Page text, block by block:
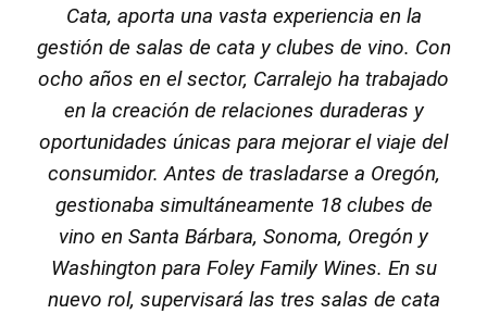
Cata, aporta una vasta experiencia en la
gestión de salas de cata y clubes de vino. Con
ocho años en el sector, Carralejo ha trabajado
en la creación de relaciones duraderas y
oportunidades únicas para mejorar el viaje del
consumidor. Antes de trasladarse a Oregón,
gestionaba simultáneamente 18 clubes de
vino en Santa Bárbara, Sonoma, Oregón y
Washington para Foley Family Wines. En su
nuevo rol, supervisará las tres salas de cata